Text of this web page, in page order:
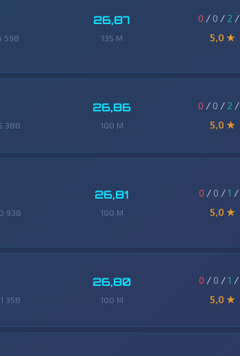
598
26,87
135 M
0 / 0 / 2 /
5,0 ★
388
26,86
100 M
0 / 0 / 2 /
5,0 ★
938
26,81
100 M
0 / 0 /1 /
5,0 ★
358
26,80
100 M
0 / 0 /1 /
5,0 ★